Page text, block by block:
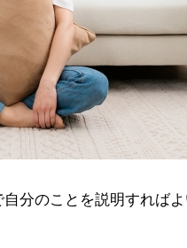
分のことを説明すれば